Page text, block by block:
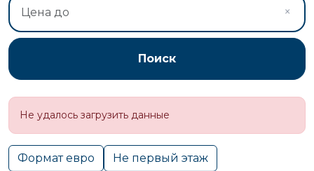
×
Поиск
Не удалось загрузить данные
Формат евро Не первый этаж